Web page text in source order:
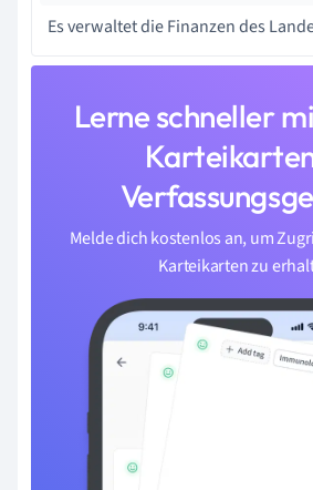
Es verwaltet die Finanzen des
Lerne schneller
Melde dich kostenlos an, um
Karteikarten zu